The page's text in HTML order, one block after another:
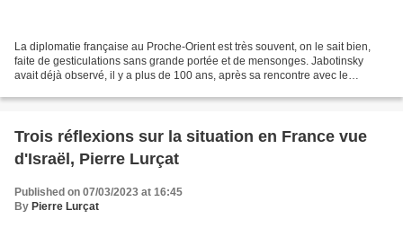
La diplomatie française au Proche-Orient est très souvent, on le sait bien,
faite de gesticulations sans grande portée et de mensonges. Jabotinsky
avait déjà observé, il y a plus de 100 ans, après sa rencontre avec le
Trois réflexions sur la situation en France vue
d'Israël, Pierre Lurçat
Published on 07/03/2023 at 16:45
By Pierre Lurçat